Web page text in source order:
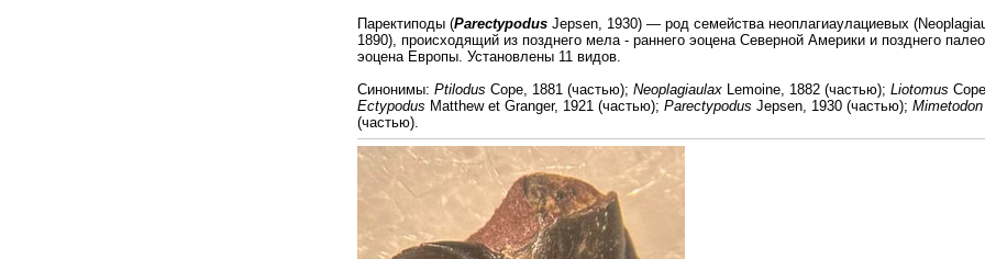
Паректиподы (ParectypodusJepsen, 1930) — род семейства неоплагиаулациевых
1890), происходящий из позднего мела - раннего эоцена Северной Америки и позднего
эоцена Европы. Установлены 11 видов.
Синонимы: Ptilodus Cope, 1881 (частью); NeoplagiaulaxLemoine, 1882 (частью); Liotomus
Ectypodus Matthew et Granger, 1921 (частью); Parectypodus Jepsen, 1930 (частью); Mimetodon
(частью).